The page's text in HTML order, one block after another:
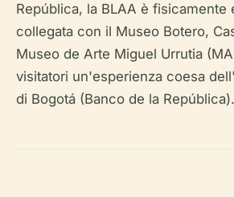
República, la BLAA è fisicamente
collegata con il Museo Botero,
Museo de Arte Miguel Urrutia
visitatori un'esperienza coesa
di Bogotá (Banco de la República).